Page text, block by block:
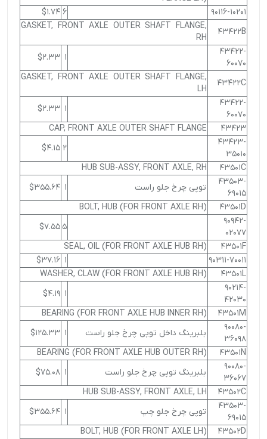
90116-10201
6
$1.74
43422B
GASKET, FRONT AXLE OUTER SHAFT FLANGE,
RH
43422-
60070
1
$2.33
43422C
GASKET, FRONT AXLE OUTER SHAFT FLANGE,
LH
43422-
60070
1
$2.33
43423
CAP, FRONT AXLE OUTER SHAFT FLANGE
43423-
35010
2
$4.15
43501C
HUB SUB-ASSY, FRONT AXLE, RH
43503-
69015
توپی چرخ جلو راست 1
$355.64
43501D
BOLT, HUB (FOR FRONT AXLE RH)
90942-
02077
5
$7.55
43501F
SEAL, OIL (FOR FRONT AXLE HUB RH)
90311-70011
1
$37.16
43501L
WASHER, CLAW (FOR FRONT AXLE HUB RH)
90214-
42030
1
$4.19
43501M
BEARING (FOR FRONT AXLE HUB INNER RH)
90080-
36098
بلبرینگ داخل توپی چرخ جلو راست 1
$125.33
43501N
BEARING (FOR FRONT AXLE HUB OUTER RH)
90080-
36067
بلبرینگ توپی چرخ جلو راست 1
$75.08
43502C
HUB SUB-ASSY, FRONT AXLE, LH
43503-
69015
توپی چرخ جلو چپ 1
$355.64
43502D
BOLT, HUB (FOR FRONT AXLE LH)